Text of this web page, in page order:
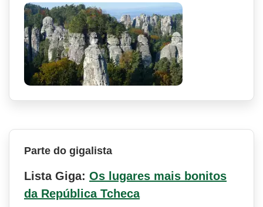
Parte do gigalista
Lista Giga: Os lugares mais bonitos
da República Tcheca